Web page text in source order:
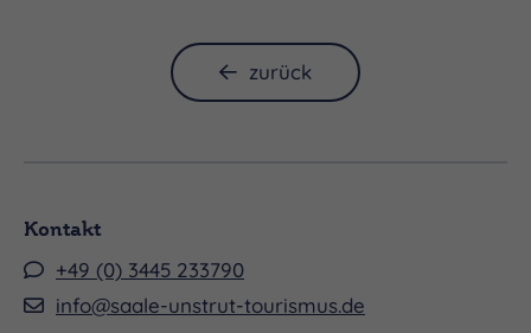
zurück
Kontakt
+49 (0) 3445 233790
info@saale-unstrut-tourismus.de